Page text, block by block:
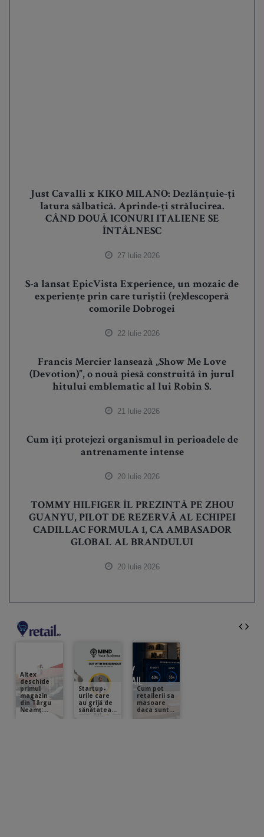
Just Cavalli x KIKO MILANO: Dezlănțuie-ți
latura sălbatică. Aprinde-ți strălucirea.
CÂND DOUĂ ICONURI ITALIENE SE
ÎNTÂLNESC
27 Iulie 2026
S-a lansat EpicVista Experience, un mozaic de
experiențe prin care turiștii (re)descoperă
comorile Dobrogei
22 Iulie 2026
Francis Mercier lansează „Show Me Love
(Devotion)”, o nouă piesă construită în jurul
hitului emblematic al lui Robin S.
21 Iulie 2026
Cum îți protejezi organismul în perioadele de
antrenamente intense
20 Iulie 2026
TOMMY HILFIGER ÎL PREZINTĂ PE ZHOU
GUANYU, PILOT DE REZERVĂ AL ECHIPEI
CADILLAC FORMULA 1, CA AMBASADOR
GLOBAL AL BRANDULUI
20 Iulie 2026